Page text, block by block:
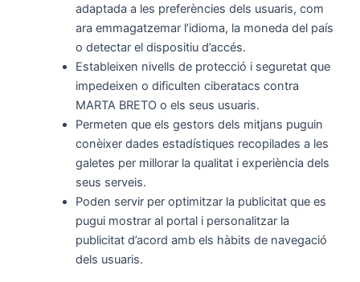
adaptada a les preferències dels usuaris, com
ara emmagatzemar l’idioma, la moneda del país
o detectar el dispositiu d’accés.
Estableixen nivells de protecció i seguretat que
impedeixen o dificulten ciberatacs contra
MARTA BRETO o els seus usuaris.
Permeten que els gestors dels mitjans puguin
conèixer dades estadístiques recopilades a les
galetes per millorar la qualitat i experiència dels
seus serveis.
Poden servir per optimitzar la publicitat que es
pugui mostrar al portal i personalitzar la
publicitat d’acord amb els hàbits de navegació
dels usuaris.